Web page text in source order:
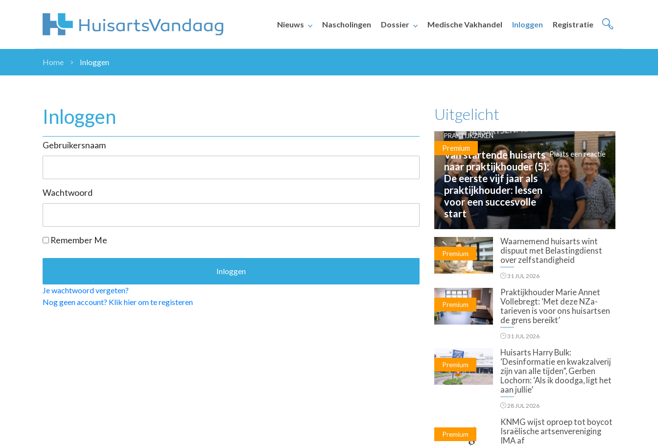
Nieuws Nascholingen Dossier Medische Vakhandel Inloggen Registratie
ZORGVERZEKERAARS
DOSSIER
NHG
PRAKTIJKZAKEN
VPHUISARTSEN
MEDISCHE VAKHANDEL
Home Inloggen
Inloggen
Gebruikersnaam
Wachtwoord
Remember Me
Je wachtwoord vergeten?
Nog geen account? Klik hier om te registeren
Uitgelicht
Premium
PRAKTIJKZAKEN
Van startende huisarts
naar praktijkhouder (5):
De eerste vijf jaar als
praktijkhouder: lessen
voor een succesvolle
start
Plaats een reactie
Premium
Waarnemend huisarts wint
dispuut met Belastingdienst
over zelfstandigheid
31 JUL 2026
Premium
Praktijkhouder Marie Annet
Vollebregt: ‘Met deze NZa-
tarieven is voor ons huisartsen
de grens bereikt’
31 JUL 2026
Premium
Huisarts Harry Bulk:
‘Desinformatie en kwakzalverij
zijn van alle tijden”, Gerben
Lochorn: ‘Als ik doodga, ligt het
aan jullie’
28 JUL 2026
Premium
KNMG wijst oproep tot boycot
Israëlische artsenvereniging
IMA af